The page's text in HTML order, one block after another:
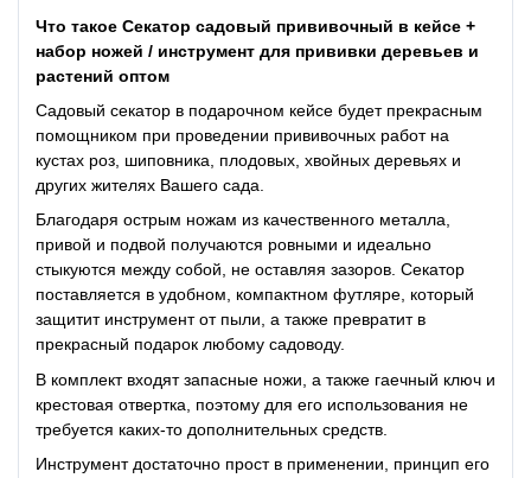
Что такое Секатор садовый прививочный в кейсе +
набор ножей / инструмент для прививки деревьев и
растений оптом
Садовый секатор в подарочном кейсе будет прекрасным
помощником при проведении прививочных работ на
кустах роз, шиповника, плодовых, хвойных деревьях и
других жителях Вашего сада.
Благодаря острым ножам из качественного металла,
привой и подвой получаются ровными и идеально
стыкуются между собой, не оставляя зазоров. Секатор
поставляется в удобном, компактном футляре, который
защитит инструмент от пыли, а также превратит в
прекрасный подарок любому садоводу.
В комплект входят запасные ножи, а также гаечный ключ и
крестовая отвертка, поэтому для его использования не
требуется каких-то дополнительных средств.
Инструмент достаточно прост в применении, принцип его